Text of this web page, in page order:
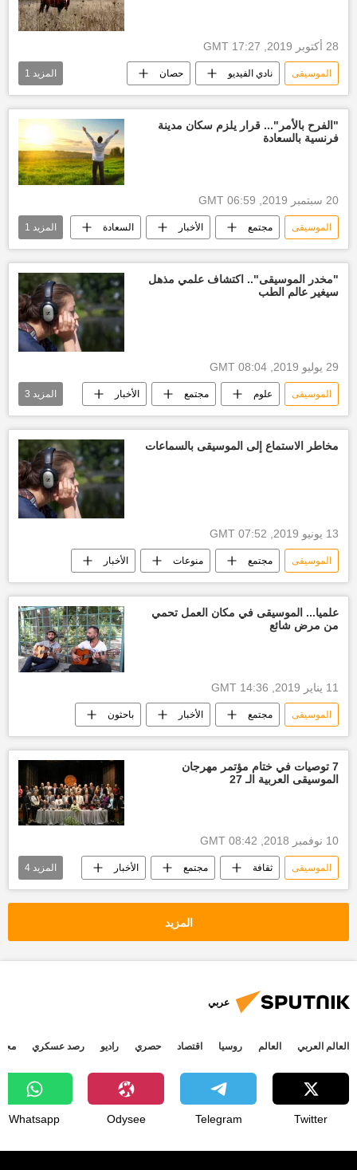
28 أكتوبر 2019, 17:27 GMT
الموسيقى نادي الفيديو حصان
الولايات المتحدة الأمريكية
المزيد 1
"الفرح بالأمر"... قرار يلزم سكان مدينة
فرنسية بالسعادة
20 سبتمبر 2019, 06:59 GMT
الموسيقى مجتمع الأخبار السعادة
مهرجان
المزيد 1
"مخدر الموسيقى".. اكتشاف علمي مذهل
سيغير عالم الطب
29 يوليو 2019, 08:04 GMT
الموسيقى علوم مجتمع الأخبار
أخبار الموسيقى أخبار طبية
اخبار علمية
المزيد 3
مخاطر الاستماع إلى الموسيقى بالسماعات
13 يونيو 2019, 07:52 GMT
الموسيقى مجتمع منوعات الأخبار
علميا... الموسيقى في مكان العمل تحمي
من مرض شائع
11 يناير 2019, 14:36 GMT
الموسيقى مجتمع الأخبار باحثون
7 توصيات في ختام مؤتمر مهرجان
الموسيقى العربية الـ 27
10 نوفمبر 2018, 08:42 GMT
الموسيقى ثقافة مجتمع الأخبار
دار الأوبرا المصرية توصيات مهرجان
المزيد 4
المزيد
عربي
العالم العربي العالم روسيا اقتصاد حصري راديو رصد عسكري
Twitter
Telegram
Odysee
Whatsapp